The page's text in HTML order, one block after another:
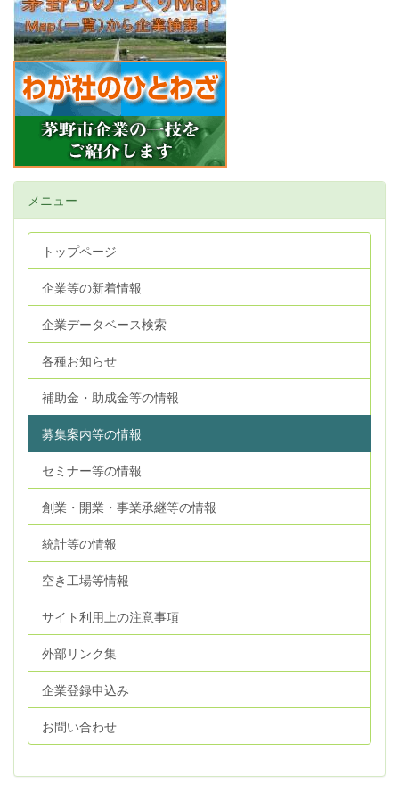
メニュー
トップページ
企業等の新着情報
企業データベース検索
各種お知らせ
補助金・助成金等の情報
募集案内等の情報
セミナー等の情報
創業・開業・事業承継等の情報
統計等の情報
空き工場等情報
サイト利用上の注意事項
外部リンク集
企業登録申込み
お問い合わせ